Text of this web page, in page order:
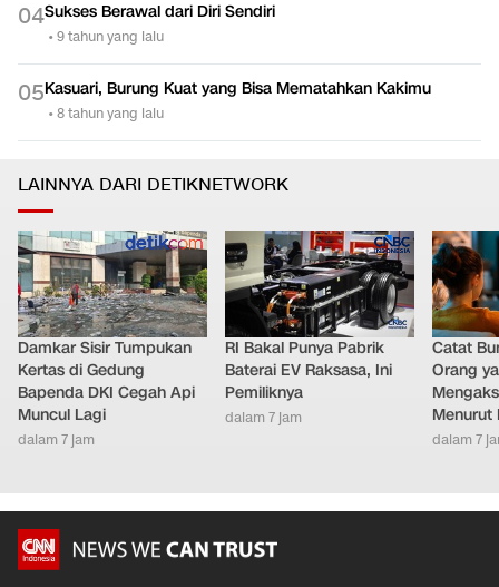
04Sukses Berawal dari Diri Sendiri
•9 tahun yang lalu
05Kasuari, Burung Kuat yang Bisa Mematahkan Kakimu
•8 tahun yang lalu
LAINNYA DARI DETIKNETWORK
Damkar Sisir Tumpukan
Kertas di Gedung
Bapenda DKI Cegah Api
Muncul Lagi
dalam 7 jam
RI Bakal Punya Pabrik
Baterai EV Raksasa, Ini
Pemiliknya
dalam 7 jam
Catat
Orang
Menurut
dalam 7